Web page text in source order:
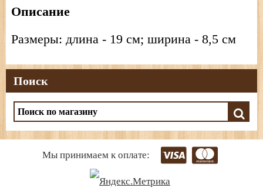
Описание
Размеры: длина - 19 см; ширина - 8,5 см
Поиск
Мы принимаем к оплате: